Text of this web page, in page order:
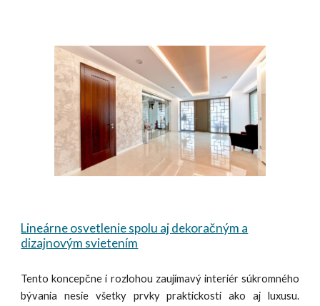
Lineárne osvetlenie spolu aj dekoračným a
dizajnovým svietením
Tento koncepčne i rozlohou zaujímavý interiér súkromného
bývania nesie všetky prvky praktickosti ako aj luxusu.